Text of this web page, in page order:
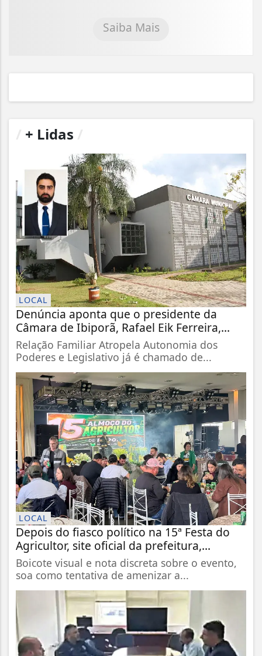
Saiba Mais
+ Lidas
LOCAL
Denúncia aponta que o presidente da
Câmara de Ibiporã, Rafael Eik Ferreira,...
Relação Familiar Atropela Autonomia dos
Poderes e Legislativo já é chamado de...
LOCAL
Depois do fiasco político na 15ª Festa do
Agricultor, site oficial da prefeitura,...
Boicote visual e nota discreta sobre o evento,
soa como tentativa de amenizar a...